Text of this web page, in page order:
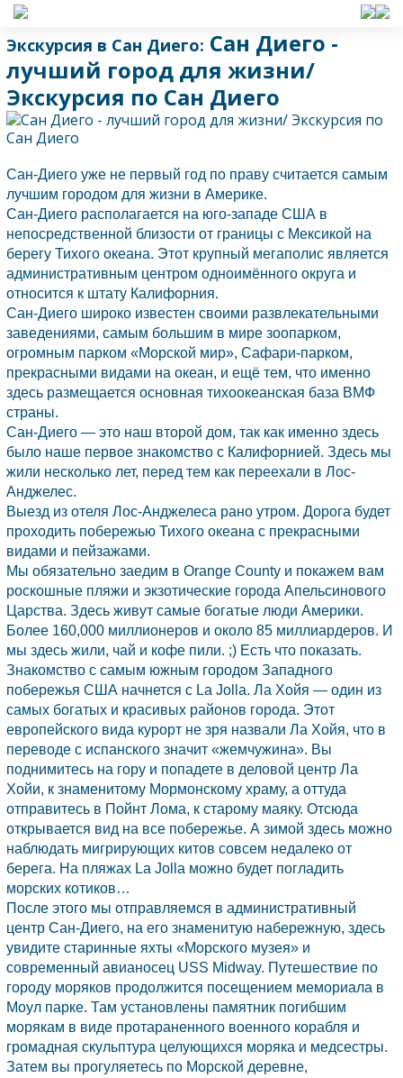
Экскурсия в Сан Диего: Сан Диего -
лучший город для жизни/
Экскурсия по Сан Диего
Сан-Диего уже не первый год по праву считается самым
лучшим городом для жизни в Америке.
Сан-Диего располагается на юго-западе США в
непосредственной близости от границы с Мексикой на
берегу Тихого океана. Этот крупный мегаполис является
административным центром одноимённого округа и
относится к штату Калифорния.
Сан-Диего широко известен своими развлекательными
заведениями, самым большим в мире зоопарком,
огромным парком «Морской мир», Сафари-парком,
прекрасными видами на океан, и ещё тем, что именно
здесь размещается основная тихоокеанская база ВМФ
страны.
Сан-Диего — это наш второй дом, так как именно здесь
было наше первое знакомство с Калифорнией. Здесь мы
жили несколько лет, перед тем как переехали в Лос-
Анджелес.
Выезд из отеля Лос-Анджелеса рано утром. Дорога будет
проходить побережью Тихого океана с прекрасными
видами и пейзажами.
Мы обязательно заедим в Orange County и покажем вам
роскошные пляжи и экзотические города Апельсинового
Царства. Здесь живут самые богатые люди Америки.
Более 160,000 миллионеров и около 85 миллиардеров. И
мы здесь жили, чай и кофе пили. ;) Есть что показать.
Знакомство с самым южным городом Западного
побережья США начнется с La Jolla. Ла Хойя — один из
самых богатых и красивых районов города. Этот
европейского вида курорт не зря назвали Ла Хойя, что в
переводе с испанского значит «жемчужина». Вы
поднимитесь на гору и попадете в деловой центр Ла
Хойи, к знаменитому Мормонскому храму, а оттуда
отправитесь в Пойнт Лома, к старому маяку. Отсюда
открывается вид на все побережье. А зимой здесь можно
наблюдать мигрирующих китов совсем недалеко от
берега. На пляжах La Jolla можно будет погладить
морских котиков…
После этого мы отправляемся в административный
центр Сан-Диего, на его знаменитую набережную, здесь
увидите старинные яхты «Морского музея» и
современный авианосец USS Midway. Путешествие по
городу моряков продолжится посещением мемориала в
Моул парке. Там установлены памятник погибшим
морякам в виде протараненного военного корабля и
громадная скульптура целующихся моряка и медсестры.
Затем вы прогуляетесь по Морской деревне,